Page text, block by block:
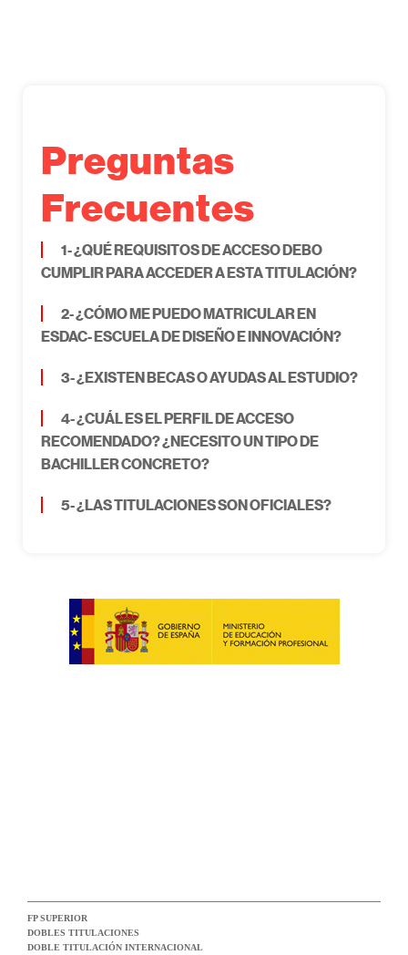
Preguntas
Frecuentes
1- ¿QUÉ REQUISITOS DE ACCESO DEBO
CUMPLIR PARA ACCEDER A ESTA TITULACIÓN?
2- ¿CÓMO ME PUEDO MATRICULAR EN
ESDAC- ESCUELA DE DISEÑO E INNOVACIÓN?
3- ¿EXISTEN BECAS O AYUDAS AL ESTUDIO?
4- ¿CUÁL ES EL PERFIL DE ACCESO
RECOMENDADO? ¿NECESITO UN TIPO DE
BACHILLER CONCRETO?
5- ¿LAS TITULACIONES SON OFICIALES?
FP SUPERIOR
DOBLES TITULACIONES
DOBLE TITULACIÓN INTERNACIONAL